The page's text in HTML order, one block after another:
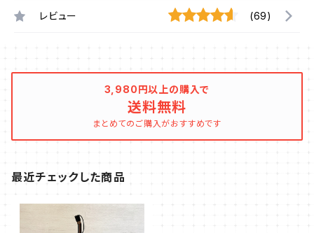
レビュー (69)
3,980円以上の購入で
送料無料
まとめてのご購入がおすすめです
最近チェックした商品